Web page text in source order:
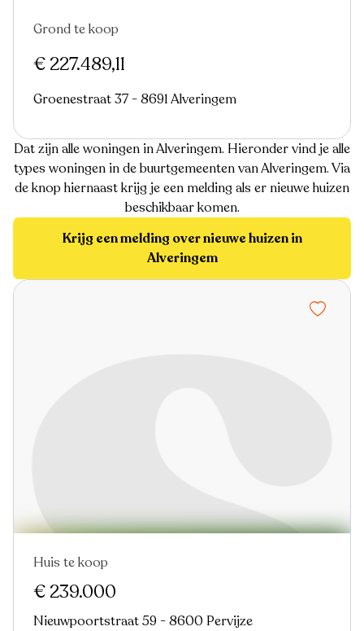
Grond te koop
€ 227.489,11
Groenestraat 37 - 8691 Alveringem
Dat zijn alle woningen in Alveringem. Hieronder vind je alle
types woningen in de buurtgemeenten van Alveringem. Via
de knop hiernaast krijg je een melding als er nieuwe huizen
beschikbaar komen.
Krijg een melding over nieuwe huizen in
Alveringem
Nieuw
Huis te koop
€ 239.000
Nieuwpoortstraat 59 - 8600 Pervijze